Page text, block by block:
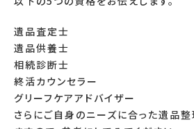
遺品査定士
遺品供養士
相続診断士
終活カウンセラー
グリーフケアアドバイザー
さらにご自身のニーズに合った遺品